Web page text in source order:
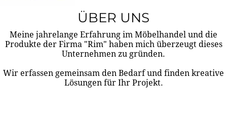
ÜBER UNS
Meine jahrelange Erfahrung im Möbelhandel und die
Produkte der Firma "Rim" haben mich überzeugt dieses
Unternehmen zu gründen.
Wir erfassen gemeinsam den Bedarf und finden kreative
Lösungen für Ihr Projekt.